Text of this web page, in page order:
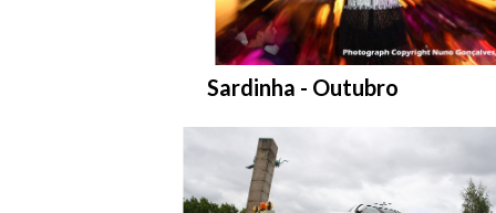
Entrar na pasta:
Sardinha - Outubro